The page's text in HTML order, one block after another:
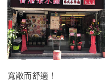
寬敞而舒適！